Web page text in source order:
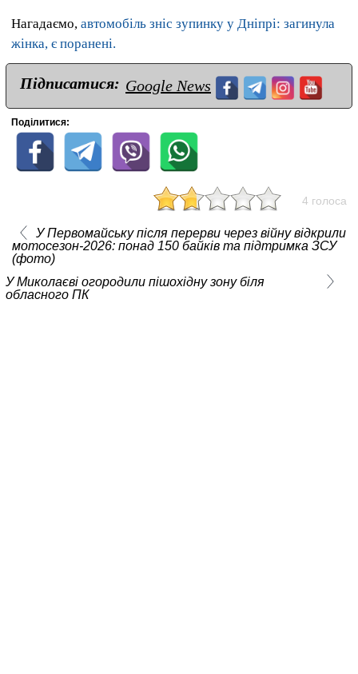
Нагадаємо, автомобіль зніс зупинку у Дніпрі: загинула
жінка, є поранені.
Підписатися: Google News
Поділитися:
4 голоса
У Первомайську після перерви через війну відкрили
мотосезон-2026: понад 150 байків та підтримка ЗСУ
(фото)
У Миколаєві огородили пішохідну зону біля
обласного ПК